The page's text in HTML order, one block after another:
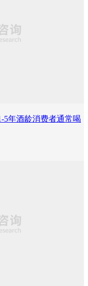
5年酒龄消费者通常喝